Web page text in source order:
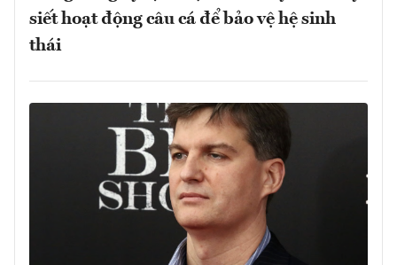
siết hoạt động câu cá để bảo vệ hệ sinh
thái